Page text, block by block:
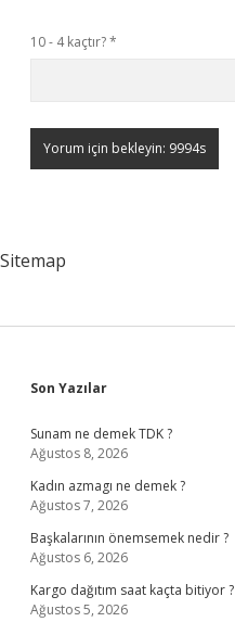
10 - 4 kaçtır?*
Sitemap
Sidebar
Son Yazılar
Sunam ne demek TDK ?
Ağustos 8, 2026
Kadın azmagı ne demek ?
Ağustos 7, 2026
Başkalarının önemsemek nedir ?
Ağustos 6, 2026
Kargo dağıtım saat kaçta bitiyor ?
Ağustos 5, 2026